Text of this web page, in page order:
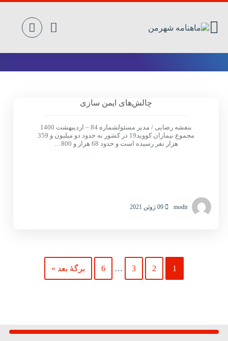
چالش‌های‌ ايمن‌ سازی
بنفشه رضایی / مدیر مسئولشماره 84 – اردیبهشت 1400
مجموع بیماران کووید19 در کشور به حدود دو میلیون و 359
هزار نفر رسیده است و حدود 68 هزار و 800…
modir
1
2
3
…
6 برگهٔ بعد »